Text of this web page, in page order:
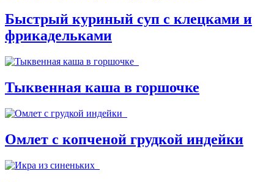
Быстрый куриный суп с клецками и
фрикадельками
Тыквенная каша в горшочке
Омлет с копченой грудкой индейки